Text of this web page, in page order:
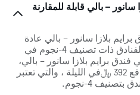
– بالي قابلة للمقارنة
بلازا سانور – بالي عادة
أرخص بنسبة 22% عن المعدل لفنادق ذات تصنيف 4-نجوم في
فندق برايم بلازا سانور – بالي،
ضع في اعتبارك أنه عليك أن تدفع 392 ﷼في الليلة ، والتي تعتبر
4-نجوم.